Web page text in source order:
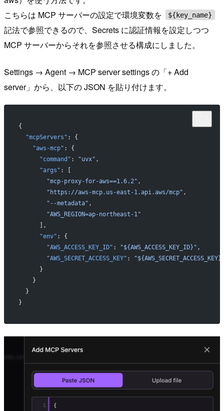
こちらは MCP サーバーの設定で環境変数を
${key_name}
記法で参照できるので、Secrets に認証情報を設定しつつ
MCP サーバーからそれを参照させる構成にしました。
Settings → Agent → MCP server settings の「+ Add
server」から、以下の JSON を貼り付けます。
{
  "mcpServers"
: {
    "aws-mcp"
: {
      "command"
: "uvx" ,
      "args"
: [
        "mcp-proxy-for-aws==1.6.2"
,
        "https://aws-mcp.us-east-1.api.aws/mcp"
,
        "--metadata"
,
        "AWS_REGION=ap-northeast-1"
      ],
      "env"
: {
        "AWS_ACCESS_KEY_ID"
: "${AWS_ACCESS_KEY_ID}" ,
        "AWS_SECRET_ACCESS_KEY"
:
      }
    }
  }
}